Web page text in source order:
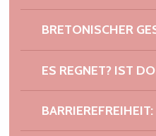
BRETONISCHER
ES REGNET? IST
kleinen Sandstränden
Die wilde...